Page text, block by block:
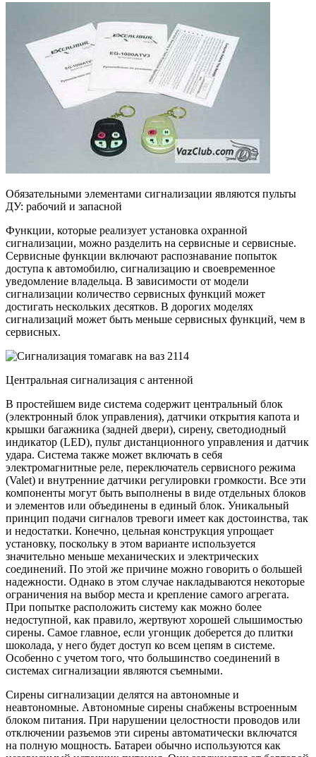
Обязательными элементами сигнализации являются пульты
ДУ: рабочий и запасной
Функции, которые реализует установка охранной
сигнализации, можно разделить на сервисные и сервисные.
Сервисные функции включают распознавание попыток
доступа к автомобилю, сигнализацию и своевременное
уведомление владельца. В зависимости от модели
сигнализации количество сервисных функций может
достигать нескольких десятков. В дорогих моделях
сигнализаций может быть меньше сервисных функций, чем в
сервисных.
Центральная сигнализация с антенной
В простейшем виде система содержит центральный блок
(электронный блок управления), датчики открытия капота и
крышки багажника (задней двери), сирену, светодиодный
индикатор (LED), пульт дистанционного управления и датчик
удара. Система также может включать в себя
электромагнитные реле, переключатель сервисного режима
(Valet) и внутренние датчики регулировки громкости. Все эти
компоненты могут быть выполнены в виде отдельных блоков
и элементов или объединены в единый блок. Уникальный
принцип подачи сигналов тревоги имеет как достоинства, так
и недостатки. Конечно, цельная конструкция упрощает
установку, поскольку в этом варианте используется
значительно меньше механических и электрических
соединений. По этой же причине можно говорить о большей
надежности. Однако в этом случае накладываются некоторые
ограничения на выбор места и крепление самого агрегата.
При попытке расположить систему как можно более
недоступной, как правило, жертвуют хорошей слышимостью
сирены. Самое главное, если угонщик доберется до плитки
шоколада, у него будет доступ ко всем цепям в системе.
Особенно с учетом того, что большинство соединений в
системах сигнализации являются съемными.
Сирены сигнализации делятся на автономные и
неавтономные. Автономные сирены снабжены встроенным
блоком питания. При нарушении целостности проводов или
отключении разъемов эти сирены автоматически включатся
на полную мощность. Батареи обычно используются как